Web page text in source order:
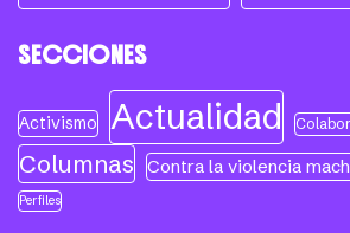
SECCIONES
Activismo Actualidad
Columnas Contra la violencia
Perfiles